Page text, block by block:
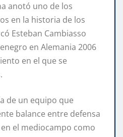
anotó uno de los
en la historia de los
Esteban Cambiasso
en Alemania 2006
en el que se
de un equipo que
balance entre defensa
el mediocampo como